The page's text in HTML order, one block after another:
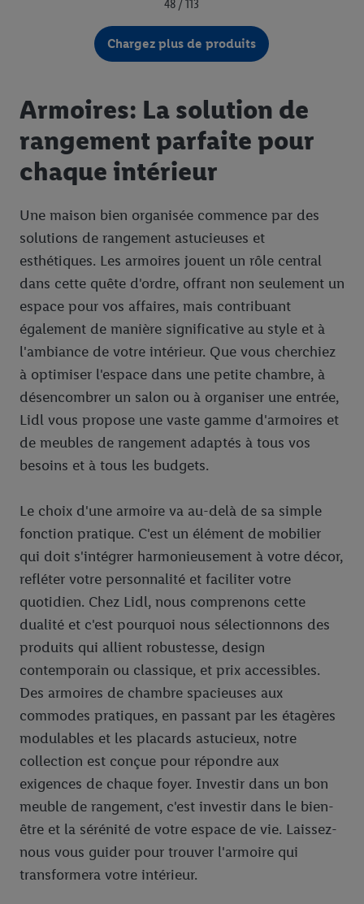
48 / 113
Chargez plus de produits
Armoires: La solution de
rangement parfaite pour
chaque intérieur
Une maison bien organisée commence par des
solutions de rangement astucieuses et
esthétiques. Les armoires jouent un rôle central
dans cette quête d'ordre, offrant non seulement un
espace pour vos affaires, mais contribuant
également de manière significative au style et à
l'ambiance de votre intérieur. Que vous cherchiez
à optimiser l'espace dans une petite chambre, à
désencombrer un salon ou à organiser une entrée,
Lidl vous propose une vaste gamme d'armoires et
de meubles de rangement adaptés à tous vos
besoins et à tous les budgets.
Le choix d'une armoire va au-delà de sa simple
fonction pratique. C'est un élément de mobilier
qui doit s'intégrer harmonieusement à votre décor,
refléter votre personnalité et faciliter votre
quotidien. Chez Lidl, nous comprenons cette
dualité et c'est pourquoi nous sélectionnons des
produits qui allient robustesse, design
contemporain ou classique, et prix accessibles.
Des armoires de chambre spacieuses aux
commodes pratiques, en passant par les étagères
modulables et les placards astucieux, notre
collection est conçue pour répondre aux
exigences de chaque foyer. Investir dans un bon
meuble de rangement, c'est investir dans le bien-
être et la sérénité de votre espace de vie. Laissez-
nous vous guider pour trouver l'armoire qui
transformera votre intérieur.